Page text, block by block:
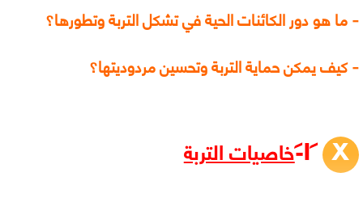
- ما هو دور الكائنات الحية في تشكل التربة وتطورها؟
- كيف يمكن حماية التربة وتحسين مردوديتها؟
I- خاصيات التربة